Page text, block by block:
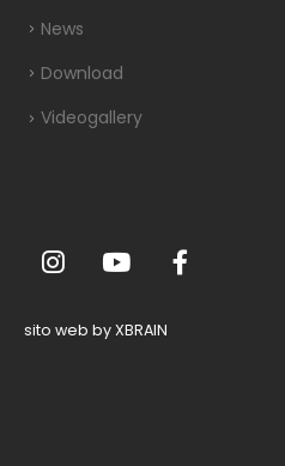
News
Download
Videogallery
sito web by XBRAIN